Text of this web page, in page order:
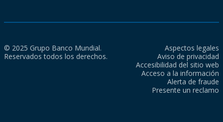
© 2025 Grupo Banco Mundial.
Reservados todos los derechos.
Aspectos legales
Aviso de privacidad
Accesibilidad del sitio web
Acceso a la información
Alerta de fraude
Presente un reclamo